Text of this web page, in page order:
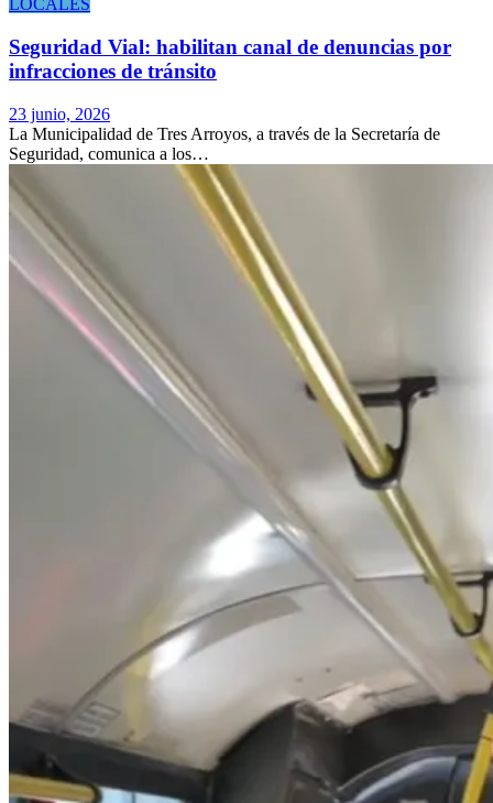
LOCALES
Seguridad Vial: habilitan canal de denuncias por
infracciones de tránsito
23 junio, 2026
La Municipalidad de Tres Arroyos, a través de la Secretaría de
Seguridad, comunica a los…